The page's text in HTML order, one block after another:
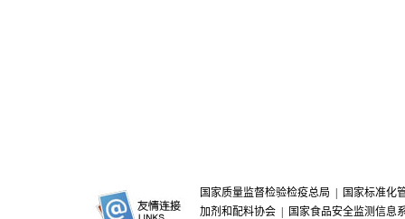
国家质量监督检验检疫总局
国家标准化
加剂和配料协会
国家食品安全监测信息